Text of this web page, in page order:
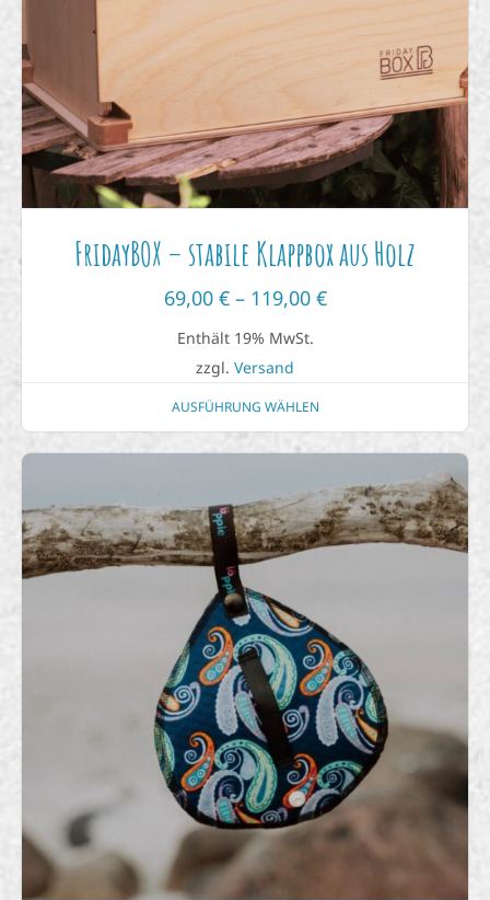
FridayBOX – stabile Klappbox aus Holz
69,00 € – 119,00 €
Enthält 19% MwSt.
zzgl. Versand
AUSFÜHRUNG WÄHLEN